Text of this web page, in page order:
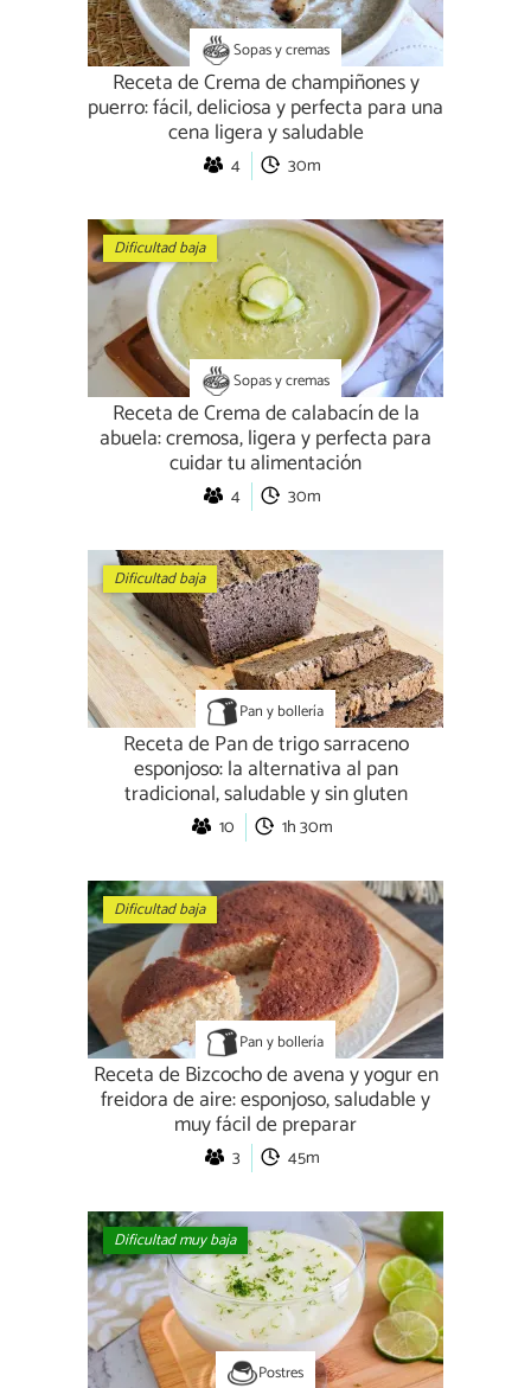
Sopas y cremas
Receta de Crema de champiñones y
puerro: fácil, deliciosa y perfecta para una
cena ligera y saludable
4 30m
Dificultad baja
Sopas y cremas
Receta de Crema de calabacín de la
abuela: cremosa, ligera y perfecta para
cuidar tu alimentación
4 30m
Dificultad baja
Pan y bollería
Receta de Pan de trigo sarraceno
esponjoso: la alternativa al pan
tradicional, saludable y sin gluten
10 1h 30m
Dificultad baja
Pan y bollería
Receta de Bizcocho de avena y yogur en
freidora de aire: esponjoso, saludable y
muy fácil de preparar
3 45m
Dificultad muy baja
Postres